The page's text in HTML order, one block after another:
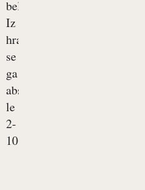
beljakovin.
Iz
hrane
se
ga
absorbira
le
2-
10%...